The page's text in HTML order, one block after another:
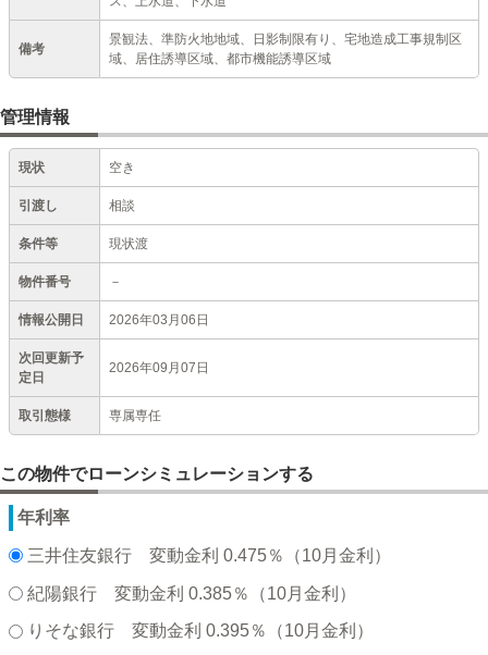
備考
景観法、準防火地地域、日影制限有り、宅地造成工事規制区
域、居住誘導区域、都市機能誘導区域
管理情報
現状 空き
引渡し 相談
条件等 現状渡
物件番号 －
情報公開日 2026年03月06日
次回更新予
定日
2026年09月07日
取引態様 専属専任
この物件でローンシミュレーションする
年利率
三井住友銀行 変動金利 0.475％（10月金利）
紀陽銀行 変動金利 0.385％（10月金利）
りそな銀行 変動金利 0.395％（10月金利）